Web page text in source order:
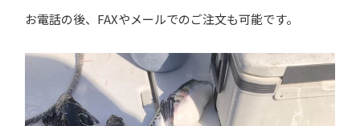
お電話の後、FAXやメールでのご注文も可能です。